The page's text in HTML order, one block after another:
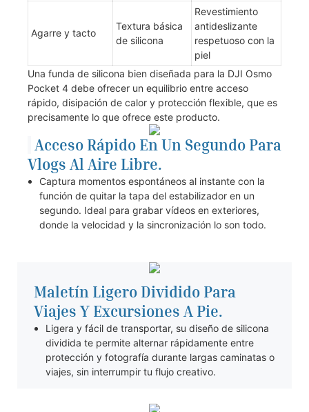
Agarre y tacto
Textura básica
de silicona
Revestimiento
antideslizante
respetuoso con la
piel
Una funda de silicona bien diseñada para la DJI Osmo
Pocket 4 debe ofrecer un equilibrio entre acceso
rápido, disipación de calor y protección flexible, que es
precisamente lo que ofrece este producto.
Acceso Rápido En Un Segundo Para
Vlogs Al Aire Libre.
Captura momentos espontáneos al instante con la
función de quitar la tapa del estabilizador en un
segundo. Ideal para grabar vídeos en exteriores,
donde la velocidad y la sincronización lo son todo.
Maletín Ligero Dividido Para
Viajes Y Excursiones A Pie.
Ligera y fácil de transportar, su diseño de silicona
dividida te permite alternar rápidamente entre
protección y fotografía durante largas caminatas o
viajes, sin interrumpir tu flujo creativo.